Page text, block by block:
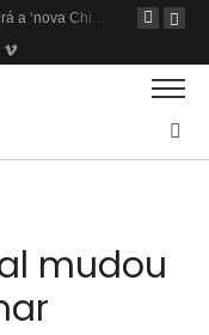
Quem será a ‘nova China’ do agro quando o apetite de Pequim acabar?
mudou